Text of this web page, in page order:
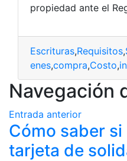
propiedad ante el
Escrituras,Requisitos,
bienes,compra,Costo,
Navegación
Entrada anterior
Cómo saber si
tarjeta de